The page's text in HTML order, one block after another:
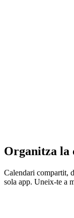
Organitza la
Calendari compartit,
sola app. Uneix-te a